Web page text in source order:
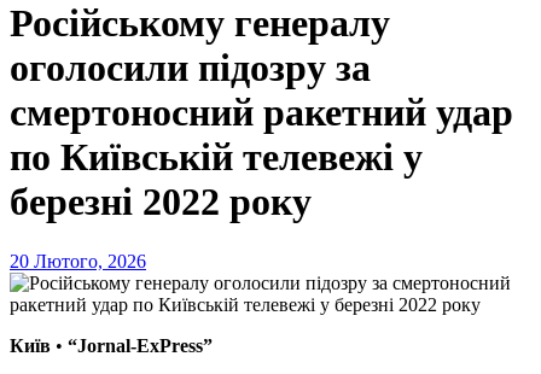
Російському генералу
оголосили підозру за
смертоносний ракетний удар
по Київській телевежі у
березні 2022 року
20 Лютого, 2026
Київ • “Jornal-ExPress”